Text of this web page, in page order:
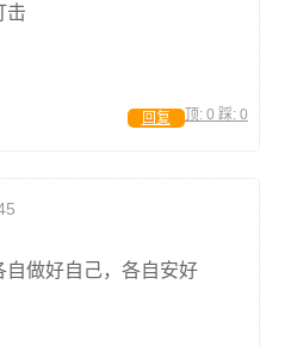
击
顶: 0 踩: 0
回复
做好自己，各自安好